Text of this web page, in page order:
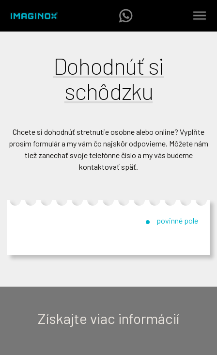
Dohodnúť si
schôdzku
Chcete si dohodnúť stretnutie osobne alebo online? Vyplňte
prosím formulár a my vám čo najskôr odpovieme. Môžete nám
tiež zanechať svoje telefónne číslo a my vás budeme
kontaktovať späť.
povinné pole
Získajte viac informácií